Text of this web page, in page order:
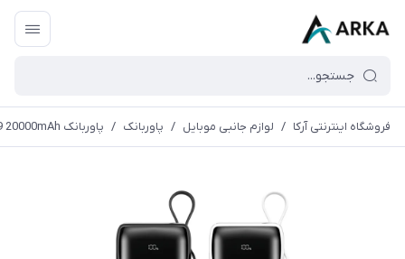
فروشگاه اینترنتی آرکا / لوازم جانبی موبایل / پاوربانک / پاوربانک XKIN XK-PB2039 20000mAh